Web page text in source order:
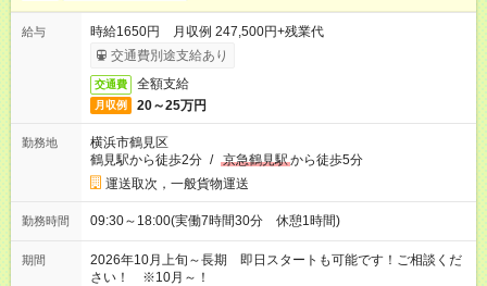
給与
時給1650円 月収例 247,500円+残業代
交通費別途支給あり
交通費 全額支給
月収例 20～25万円
勤務地
横浜市鶴見区
鶴見駅から徒歩2分 / 京急鶴見駅から徒歩5分
運送取次，一般貨物運送
勤務時間 09:30～18:00(実働7時間30分 休憩1時間)
期間
2026年10月上旬～長期 即日スタートも可能です！ご相談くだ
さい！ ※10月～！